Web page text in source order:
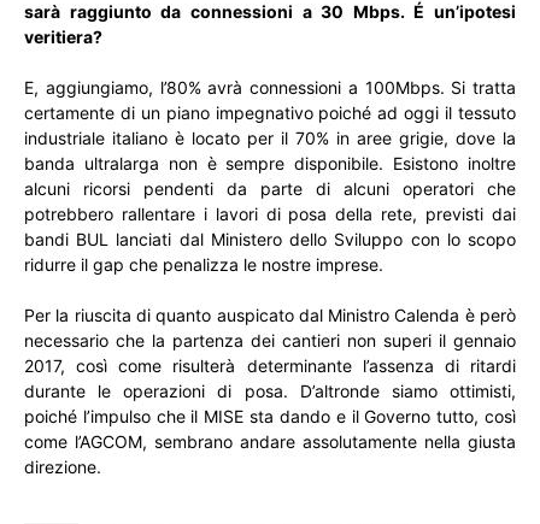
sarà raggiunto da connessioni a 30 Mbps. É un’ipotesi
veritiera?
E, aggiungiamo, l’80% avrà connessioni a 100Mbps. Si tratta
certamente di un piano impegnativo poiché ad oggi il tessuto
industriale italiano è locato per il 70% in aree grigie, dove la
banda ultralarga non è sempre disponibile. Esistono inoltre
alcuni ricorsi pendenti da parte di alcuni operatori che
potrebbero rallentare i lavori di posa della rete, previsti dai
bandi BUL lanciati dal Ministero dello Sviluppo con lo scopo
ridurre il gap che penalizza le nostre imprese.
Per la riuscita di quanto auspicato dal Ministro Calenda è però
necessario che la partenza dei cantieri non superi il gennaio
2017, così come risulterà determinante l’assenza di ritardi
durante le operazioni di posa. D’altronde siamo ottimisti,
poiché l’impulso che il MISE sta dando e il Governo tutto, così
come l’AGCOM, sembrano andare assolutamente nella giusta
direzione.